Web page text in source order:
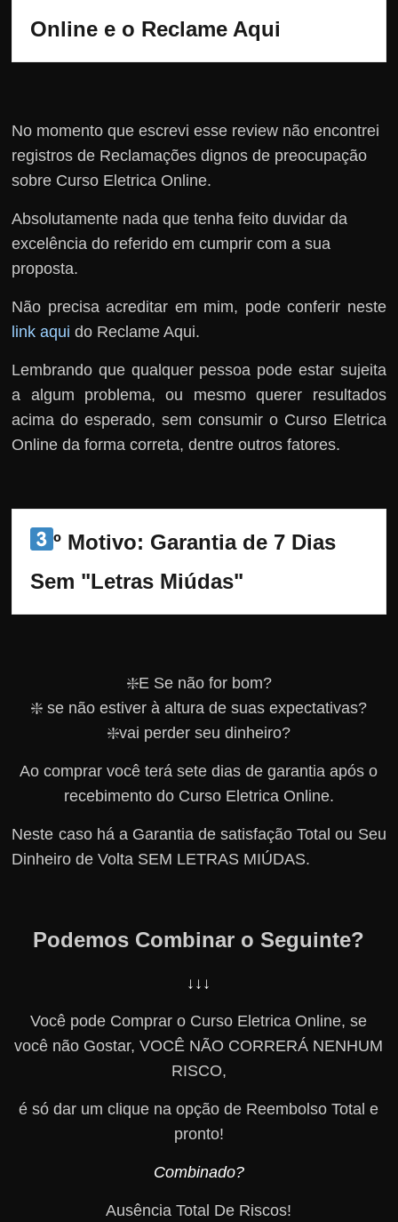
Online e o Reclame Aqui
No momento que escrevi esse review não encontrei
registros de Reclamações dignos de preocupação
sobre Curso Eletrica Online.
Absolutamente nada que tenha feito duvidar da
excelência do referido em cumprir com a sua
proposta.
Não precisa acreditar em mim, pode conferir neste
link aqui do Reclame Aqui.
Lembrando que qualquer pessoa pode estar sujeita
a algum problema, ou mesmo querer resultados
acima do esperado, sem consumir o Curso Eletrica
Online da forma correta, dentre outros fatores.
º Motivo: Garantia de 7 Dias
Sem "Letras Miúdas"
❇️E Se não for bom?
❇️ se não estiver à altura de suas expectativas?
❇️vai perder seu dinheiro?
Ao comprar você terá sete dias de garantia após o
recebimento do Curso Eletrica Online.
Neste caso há a Garantia de satisfação Total ou Seu
Dinheiro de Volta SEM LETRAS MIÚDAS.
Podemos Combinar o Seguinte?
↓↓↓
Você pode Comprar o Curso Eletrica Online, se
você não Gostar, VOCÊ NÃO CORRERÁ NENHUM
RISCO,
é só dar um clique na opção de Reembolso Total e
pronto!
Combinado?
Ausência Total De Riscos!